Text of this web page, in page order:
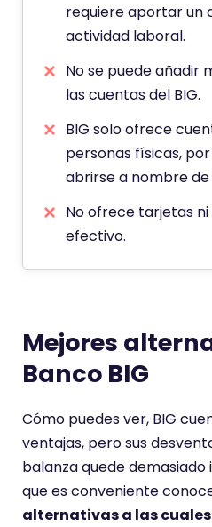
requiere aportar un
actividad laboral.
No se puede añadir
las cuentas del BIG.
BIG solo ofrece
personas físicas,
abrirse a nombre
No ofrece tarjetas
efectivo.
Mejores
Banco BIG
Cómo puedes ver, BIG
ventajas, pero sus
balanza quede demasiado
que es conveniente
alternativas a las cuales